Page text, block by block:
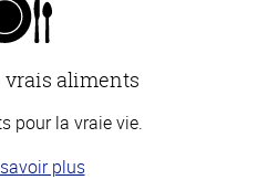
vrais aliments
pour la vraie vie.
plus